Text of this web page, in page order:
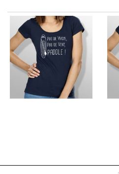
30 AUTRES PRODUITS DANS LA MÊME CATÉGORIE :